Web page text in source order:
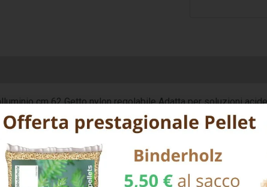
cm 62 Getto nylon regolabile Adatta per soluzioni